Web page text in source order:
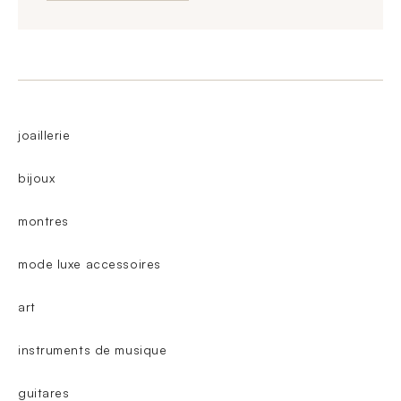
joaillerie
bijoux
montres
mode luxe accessoires
art
instruments de musique
guitares